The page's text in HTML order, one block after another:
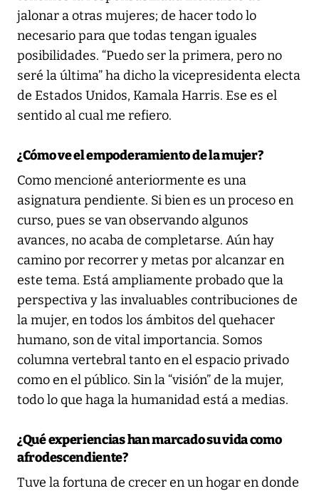
jalonar a otras mujeres; de hacer todo lo
necesario para que todas tengan iguales
posibilidades. “Puedo ser la primera, pero no
seré la última” ha dicho la vicepresidenta electa
de Estados Unidos, Kamala Harris. Ese es el
sentido al cual me refiero.
¿Cómo ve el empoderamiento de la mujer?
Como mencioné anteriormente es una
asignatura pendiente. Si bien es un proceso en
curso, pues se van observando algunos
avances, no acaba de completarse. Aún hay
camino por recorrer y metas por alcanzar en
este tema. Está ampliamente probado que la
perspectiva y las invaluables contribuciones de
la mujer, en todos los ámbitos del quehacer
humano, son de vital importancia. Somos
columna vertebral tanto en el espacio privado
como en el público. Sin la “visión” de la mujer,
todo lo que haga la humanidad está a medias.
¿Qué experiencias han marcado su vida como
afrodescendiente?
Tuve la fortuna de crecer en un hogar en donde